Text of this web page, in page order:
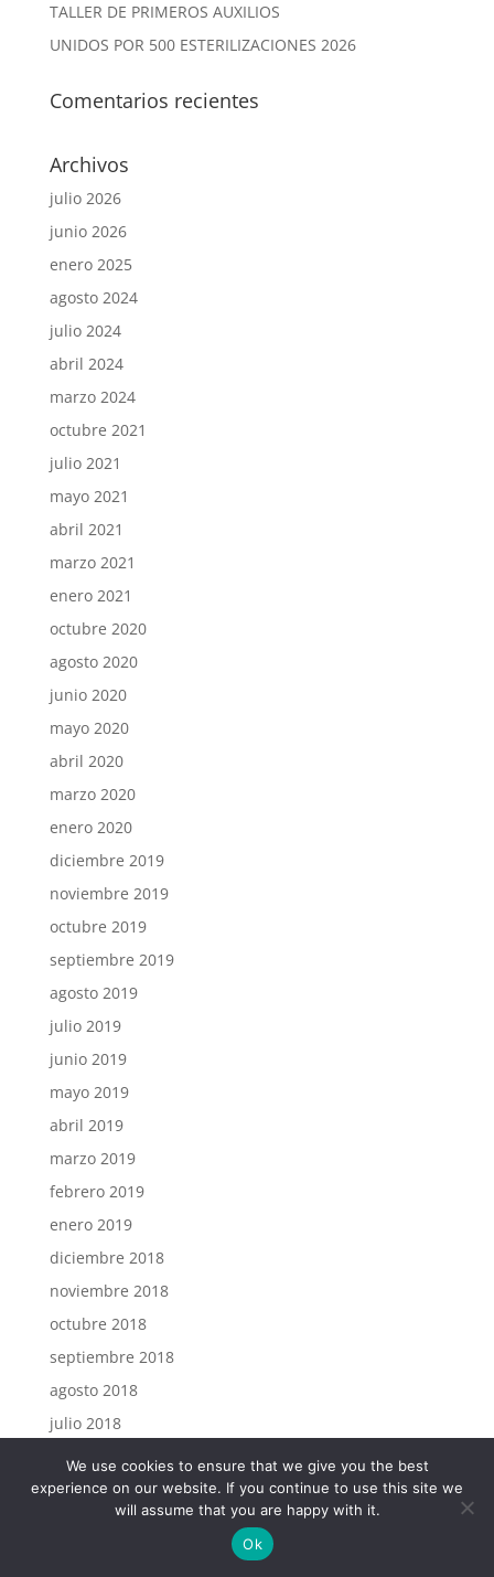
TALLER DE PRIMEROS AUXILIOS
UNIDOS POR 500 ESTERILIZACIONES 2026
Comentarios recientes
Archivos
julio 2026
junio 2026
enero 2025
agosto 2024
julio 2024
abril 2024
marzo 2024
octubre 2021
julio 2021
mayo 2021
abril 2021
marzo 2021
enero 2021
octubre 2020
agosto 2020
junio 2020
mayo 2020
abril 2020
marzo 2020
enero 2020
diciembre 2019
noviembre 2019
octubre 2019
septiembre 2019
agosto 2019
julio 2019
junio 2019
mayo 2019
abril 2019
marzo 2019
febrero 2019
enero 2019
diciembre 2018
noviembre 2018
octubre 2018
septiembre 2018
agosto 2018
julio 2018
junio 2018
mayo 2018
We use cookies to ensure that we give you the best
experience on our website. If you continue to use this site we
will assume that you are happy with it.
Ok